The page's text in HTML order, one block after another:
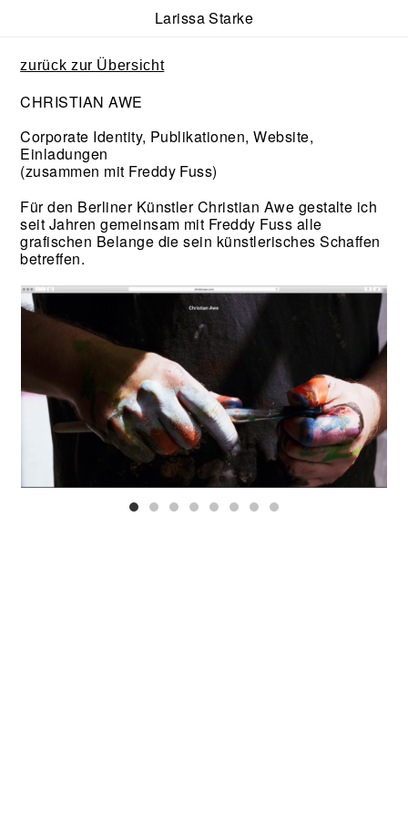
Larissa Starke
zurück zur Übersicht
CHRISTIAN AWE
Corporate Identity, Publikationen, Website,
Einladungen
(zusammen mit Freddy Fuss)
Für den Berliner Künstler Christian Awe gestalte ich
seit Jahren gemeinsam mit Freddy Fuss alle
grafischen Belange die sein künstlerisches Schaffen
betreffen.